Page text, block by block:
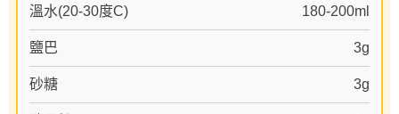
溫水(20-30度C) 180-200ml
鹽巴 3g
砂糖 3g